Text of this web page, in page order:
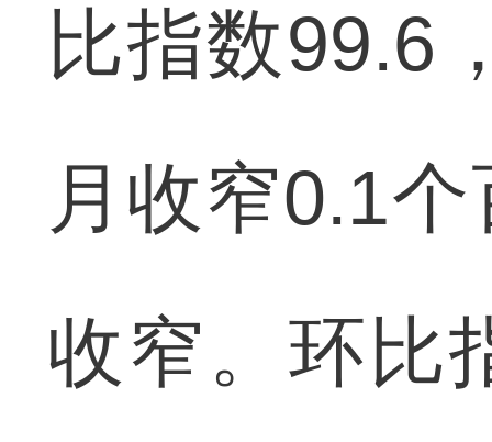
比指数99.6
月收窄0.1
收窄。环比